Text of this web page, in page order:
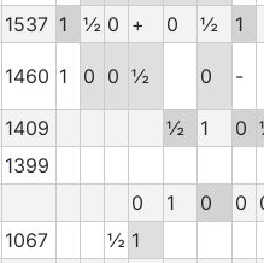
1537 1 ½ 0 + 0 ½ 1
1460 1 0 0 ½ 0 -
1409 ½ 1 0
1399
0 1 0 0
1067 ½ 1